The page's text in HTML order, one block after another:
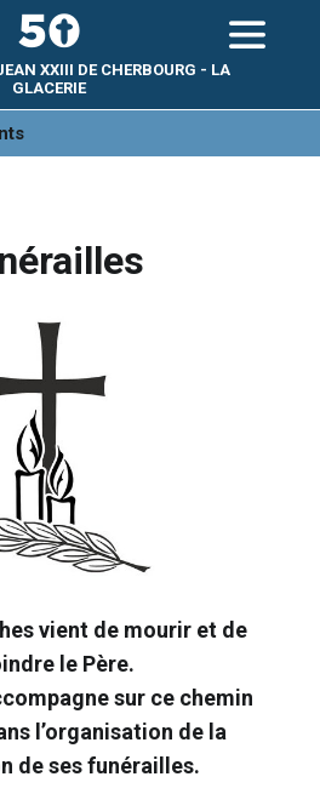
XXIII DE CHERBOURG - LA
GLACERIE
vient de mourir et de
le Père.
sur ce chemin
l’organisation de la
de ses funérailles.